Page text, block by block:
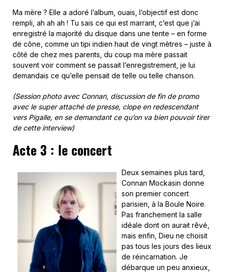
Ma mère ? Elle a adoré l’album, ouais, l’objectif est donc
rempli, ah ah ah ! Tu sais ce qui est marrant, c’est que j’ai
enregistré la majorité du disque dans une tente – en forme
de cône, comme un tipi indien haut de vingt mètres – juste à
côté de chez mes parents, du coup ma mère passait
souvent voir comment se passait l’enregistrement, je lui
demandais ce qu’elle pensait de telle ou telle chanson.
(Session photo avec Connan, discussion de fin de promo
avec le super attaché de presse, clope en redescendant
vers Pigalle, en se demandant ce qu’on va bien pouvoir tirer
de cette interview)
Acte 3 : le concert
Deux semaines plus tard,
Connan Mockasin donne
son premier concert
parisien, à la Boule Noire.
Pas franchement la salle
idéale dont on aurait rêvé,
mais enfin, Dieu ne choisit
pas tous les jours des lieux
de réincarnation. Je
débarque un peu anxieux,